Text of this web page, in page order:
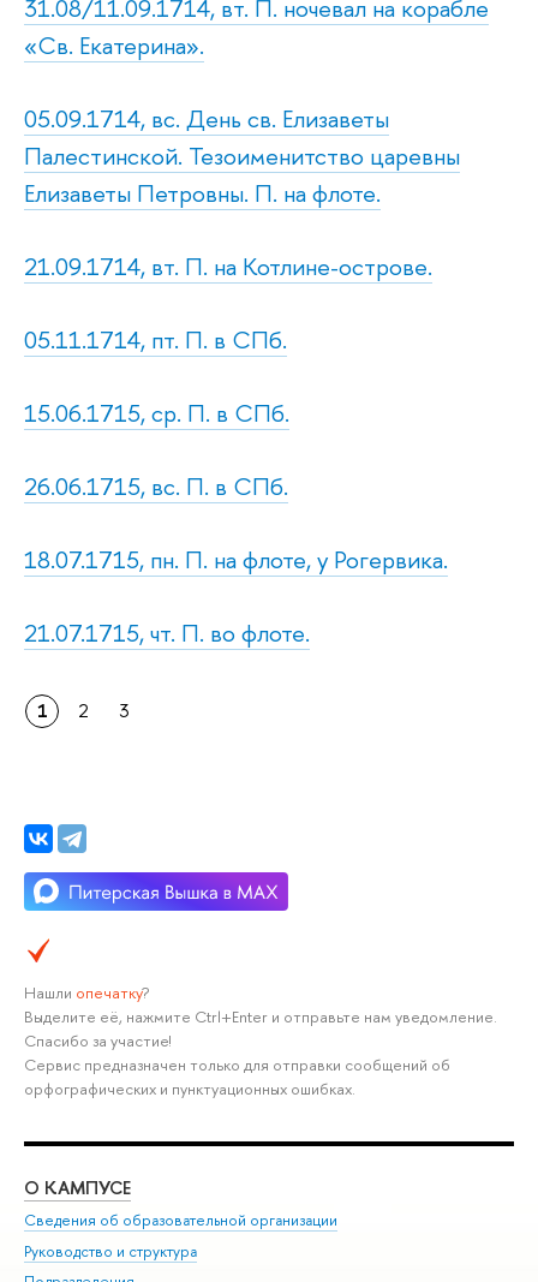
31.08/11.09.1714, вт. П. ночевал на корабле
«Св. Екатерина».
05.09.1714, вс. День св. Елизаветы
Палестинской. Тезоименитство царевны
Елизаветы Петровны. П. на флоте.
21.09.1714, вт. П. на Котлине-острове.
05.11.1714, пт. П. в СПб.
15.06.1715, ср. П. в СПб.
26.06.1715, вс. П. в СПб.
18.07.1715, пн. П. на флоте, у Рогервика.
21.07.1715, чт. П. во флоте.
1 2 3
Нашли опечатку?
Выделите её, нажмите Ctrl+Enter и отправьте нам уведомление.
Спасибо за участие!
Сервис предназначен только для отправки сообщений об
орфографических и пунктуационных ошибках.
О КАМПУСЕ
Сведения об образовательной организации
Руководство и структура